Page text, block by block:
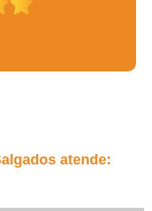
atende: